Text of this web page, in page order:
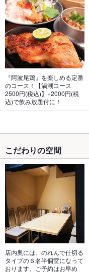
『阿波尾鶏』を楽しめる定番
のコース！【渦潮コース
2500円(税込)】+2000円(税
込)で飲み放題付に！
こだわりの空間
店内奥には、のれんで仕切る
タイプの６名半個室になって
おります。ご予約はお早め